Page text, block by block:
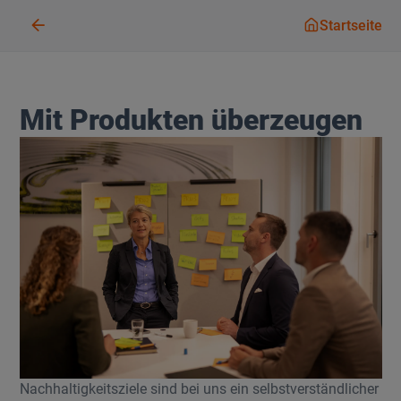
Startseite
Mit Produkten überzeugen
Nachhaltigkeitsziele sind bei uns ein selbstverständlicher